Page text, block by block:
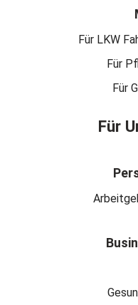
Für LKW
Für
Für
Für